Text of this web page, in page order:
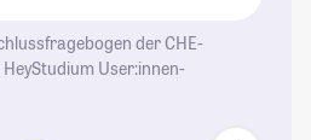
der CHE-
User:innen-